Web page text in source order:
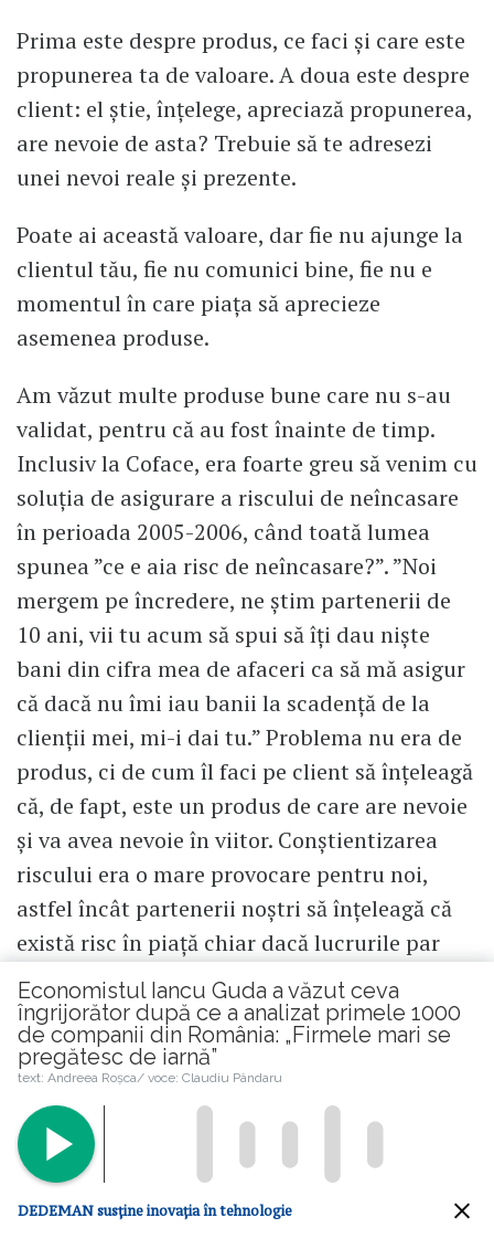
Prima este despre produs, ce faci și care este
propunerea ta de valoare. A doua este despre
client: el știe, înțelege, apreciază propunerea,
are nevoie de asta? Trebuie să te adresezi
unei nevoi reale și prezente.
Poate ai această valoare, dar fie nu ajunge la
clientul tău, fie nu comunici bine, fie nu e
momentul în care piața să aprecieze
asemenea produse.
Am văzut multe produse bune care nu s-au
validat, pentru că au fost înainte de timp.
Inclusiv la Coface, era foarte greu să venim cu
soluția de asigurare a riscului de neîncasare
în perioada 2005-2006, când toată lumea
spunea ”ce e aia risc de neîncasare?”. ”Noi
mergem pe încredere, ne știm partenerii de
10 ani, vii tu acum să spui să îți dau niște
bani din cifra mea de afaceri ca să mă asigur
că dacă nu îmi iau banii la scadență de la
clienții mei, mi-i dai tu.” Problema nu era de
produs, ci de cum îl faci pe client să înțeleagă
că, de fapt, este un produs de care are nevoie
și va avea nevoie în viitor. Conștientizarea
riscului era o mare provocare pentru noi,
astfel încât partenerii noștri să înțeleagă că
există risc în piață chiar dacă lucrurile par
lapte și miere.
Și a treia?
Gândul mă duce la ceva foarte empiric
financiar: degeaba ai produsul perfect, cu
clientul care înțelege, dacă l-ai livrat în
pierdere sau fără cash flow bine pus la punct.
Economistul Iancu Guda a văzut ceva
îngrijorător după ce a analizat primele 1000
de companii din România: „Firmele mari se
pregătesc de iarnă”
text: Andreea Roșca/ voce: Claudiu Pândaru
DEDEMAN susține inovația în tehnologie